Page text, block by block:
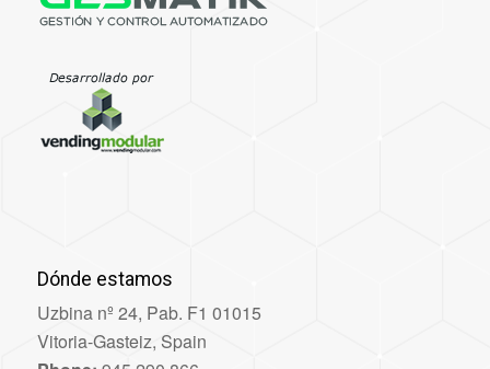
Dónde estamos
Uzbina nº 24, Pab. F1 01015
Vitoria-Gasteiz, Spain